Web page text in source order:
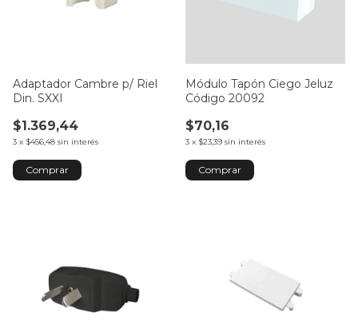
Adaptador Cambre p/ Riel
Din. SXXI
$1.369,44
3 x $456,48 sin interés
Módulo Tapón Ciego Jeluz
Código 20092
$70,16
3 x $23,39 sin interés